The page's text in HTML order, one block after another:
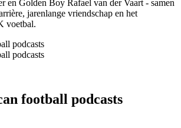
en Golden Boy Rafael van der Vaart - samen
jarenlange vriendschap en het
voetbal.
podcasts
podcasts
football podcasts